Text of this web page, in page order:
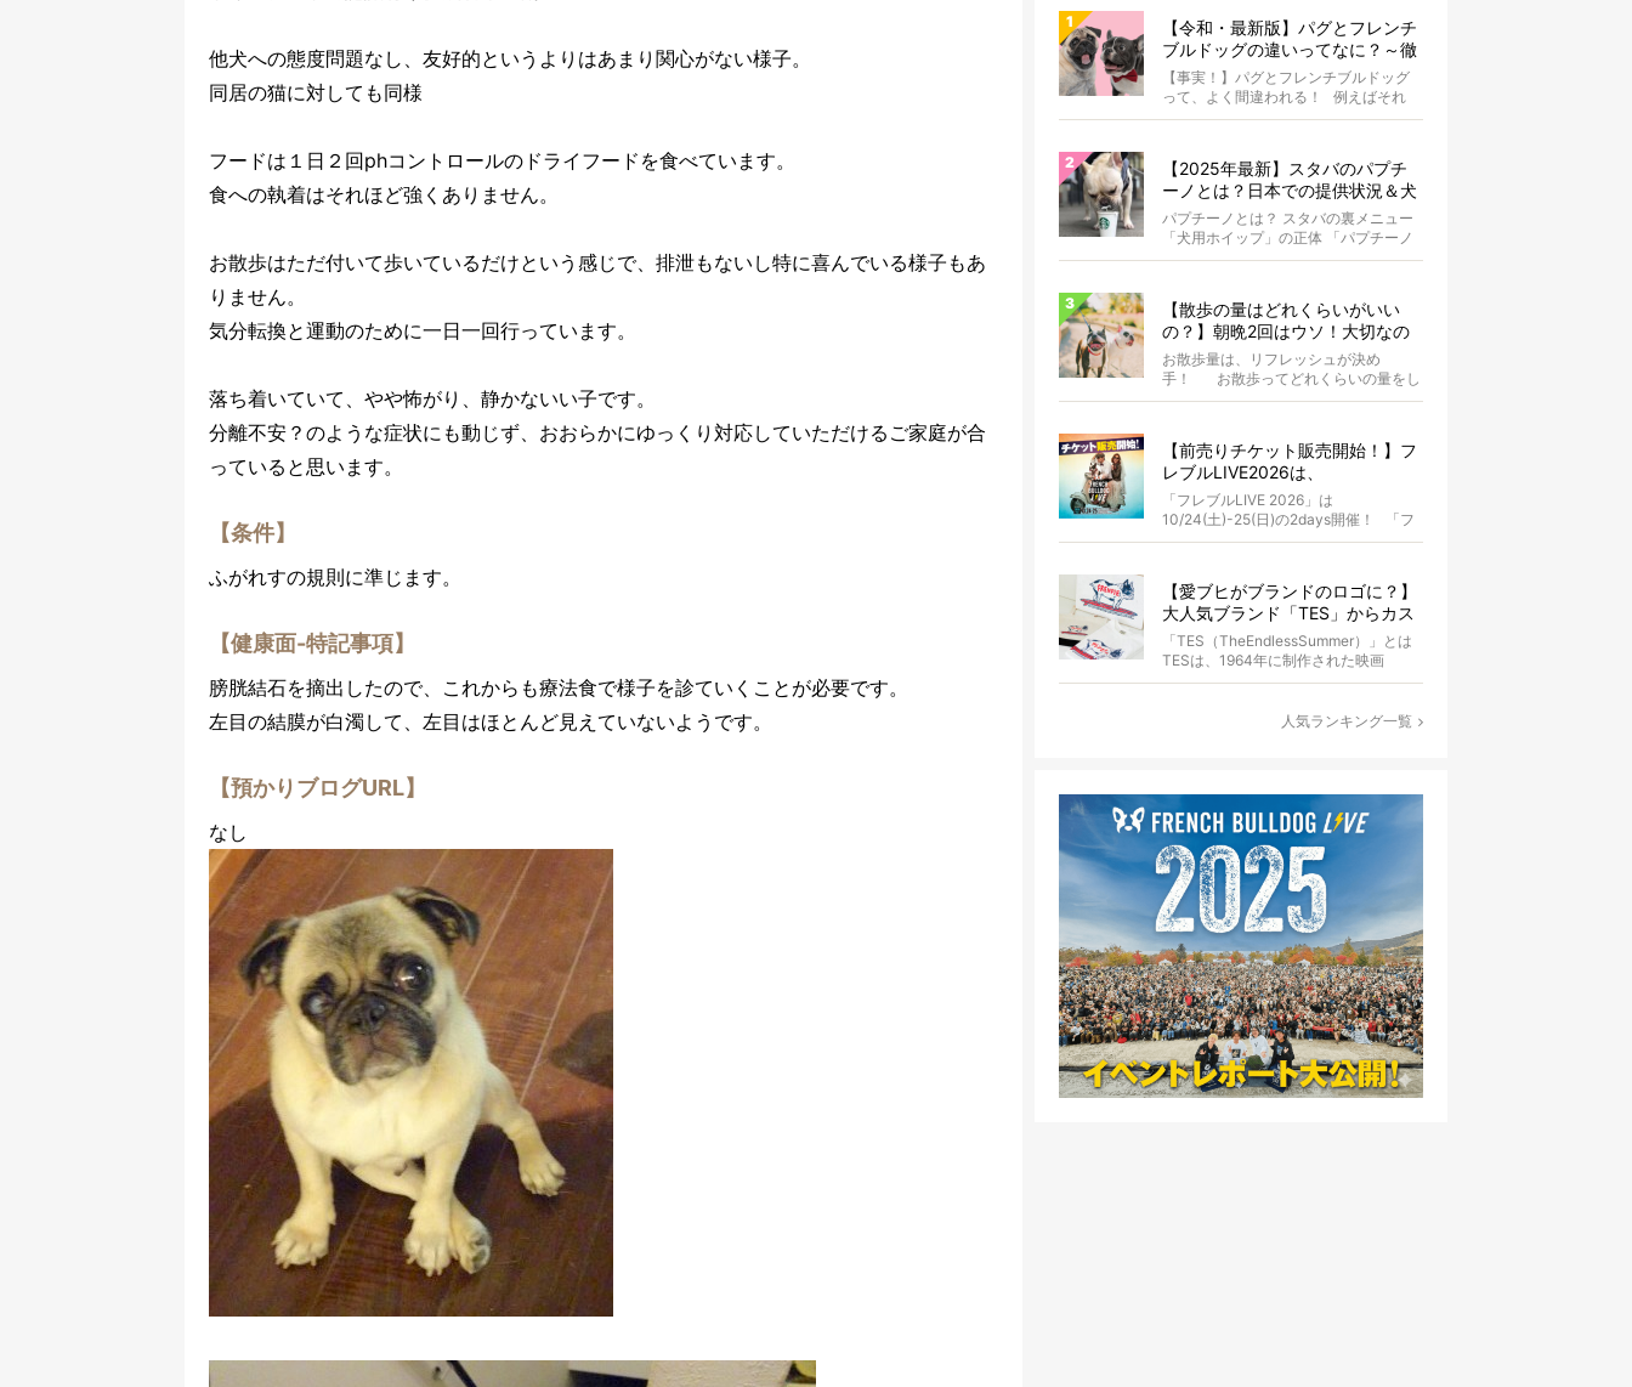
他犬への態度問題なし、友好的というよりはあまり関心がない様子。
同居の猫に対しても同様
フードは１日２回phコントロールのドライフードを食べています。
食への執着はそれほど強くありません。
お散歩はただ付いて歩いているだけという感じで、排泄もないし特に喜んでいる様子もあ
りません。
気分転換と運動のために一日一回行っています。
落ち着いていて、やや怖がり、静かないい子です。
分離不安？のような症状にも動じず、おおらかにゆっくり対応していただけるご家庭が合
っていると思います。
【条件】
ふがれすの規則に準じます。
【健康面-特記事項】
膀胱結石を摘出したので、これからも療法食で様子を診ていくことが必要です。
左目の結膜が白濁して、左目はほとんど見えていないようです。
【預かりブログURL】
なし
【令和・最新版】パグとフレンチ
ブルドッグの違いってなに？～徹
底解説～
【事実！】パグとフレンチブルドッグ
って、よく間違われる！ 例えばそれ
は、愛ブヒとのお散歩中。 &...
【2025年最新】スタバのパプチ
ーノとは？日本での提供状況＆犬
同伴OK店舗一覧も紹介！
パプチーノとは？ スタバの裏メニュー
「犬用ホイップ」の正体 「パプチーノ
（Puppuccino）」とは、紙コッ...
【散歩の量はどれくらいがいい
の？】朝晩2回はウソ！大切なの
は運動量より「リフレッシュ」〜
お散歩にまつわる疑問FAQつき〜
お散歩量は、リフレッシュが決め
手！ お散歩ってどれくらいの量をし
たらいいのか迷いませんか？ よ...
【前売りチケット販売開始！】フ
レブルLIVE2026は、
10/24(土)-25(日)開催！フレブル
だらけのキャンプ・前夜祭・バス
プランも新登場!?
「フレブルLIVE 2026」は
10/24(土)-25(日)の2days開催！ 「フ
レブルLIV...
【愛ブヒがブランドのロゴに？】
大人気ブランド「TES」からカス
タムオーダーが誕生！
「TES（TheEndlessSummer）」とは
TESは、1964年に制作された映画
『The...
人気ランキング一覧